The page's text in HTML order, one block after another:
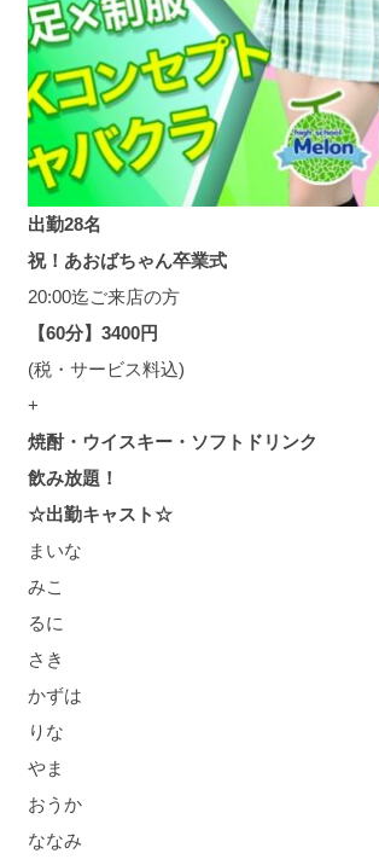
出勤28名
祝！あおばちゃん卒業式
20:00迄ご来店の方
【60分】3400円
(税・サービス料込)
+
焼酎・ウイスキー・ソフトドリンク
飲み放題！
☆出勤キャスト☆
まいな
みこ
るに
さき
かずは
りな
やま
おうか
ななみ